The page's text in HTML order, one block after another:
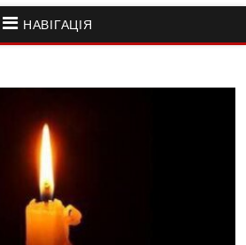
НАВІГАЦІЯ